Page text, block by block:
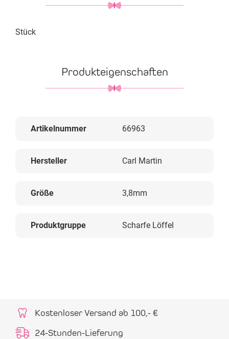
Stück
Produkteigenschaften
Artikelnummer 66963
Hersteller Carl Martin
Größe 3,8mm
Produktgruppe Scharfe Löffel
Kostenloser Versand ab 100,- €
24-Stunden-Lieferung